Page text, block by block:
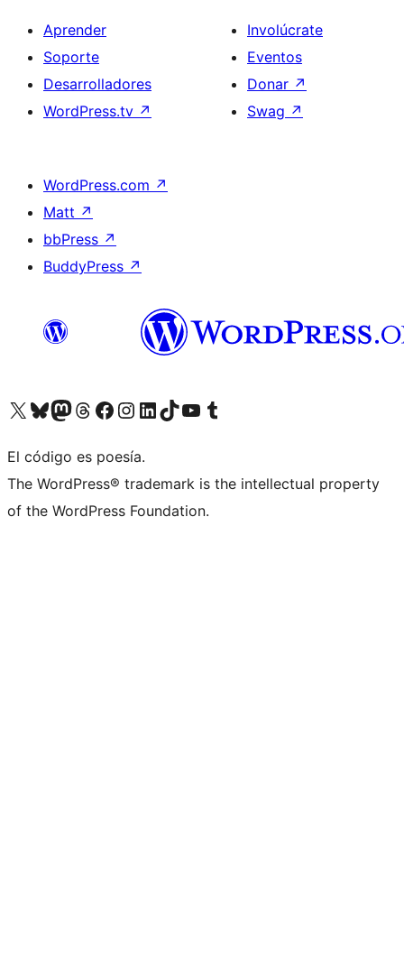
Aprender
Soporte
Desarrolladores
WordPress.tv ↗
Involúcrate
Eventos
Donar ↗
Swag ↗
WordPress.com ↗
Matt ↗
bbPress ↗
BuddyPress ↗
Visita nuestra cuenta de X (anteriormente Twitter)
Visita nuestra cuenta de Bluesky
Visita nuestra cuenta de Mastodon
Visita nuestra cuenta de Threads
Visita nuestra página de Facebook
Visita nuestra cuenta de Instagram
Visita nuestra cuenta de LinkedIn
Visita nuestra cuenta de TikTok
Visita nuestro canal de YouTube
Visita nuestra cuenta de Tumblr
El código es poesía.
The WordPress® trademark is the intellectual property
of the WordPress Foundation.